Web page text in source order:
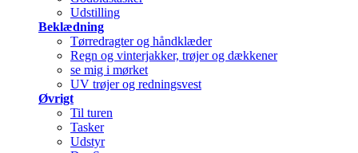
Udstilling
Beklædning
Tørredragter og håndklæder
Regn og vinterjakker, trøjer og dækkener
se mig i mørket
UV trøjer og redningsvest
Øvrigt
Til turen
Tasker
Udstyr